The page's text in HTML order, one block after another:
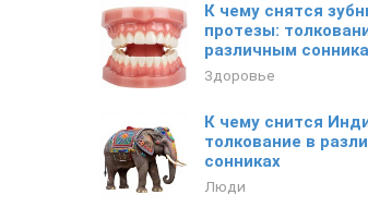
К чему снятся
протезы:
различным
Здоровье
К чему снится
толкование в
сонниках
Люди